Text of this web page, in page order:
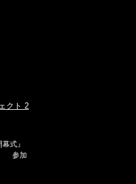
クト 2
式』
参加